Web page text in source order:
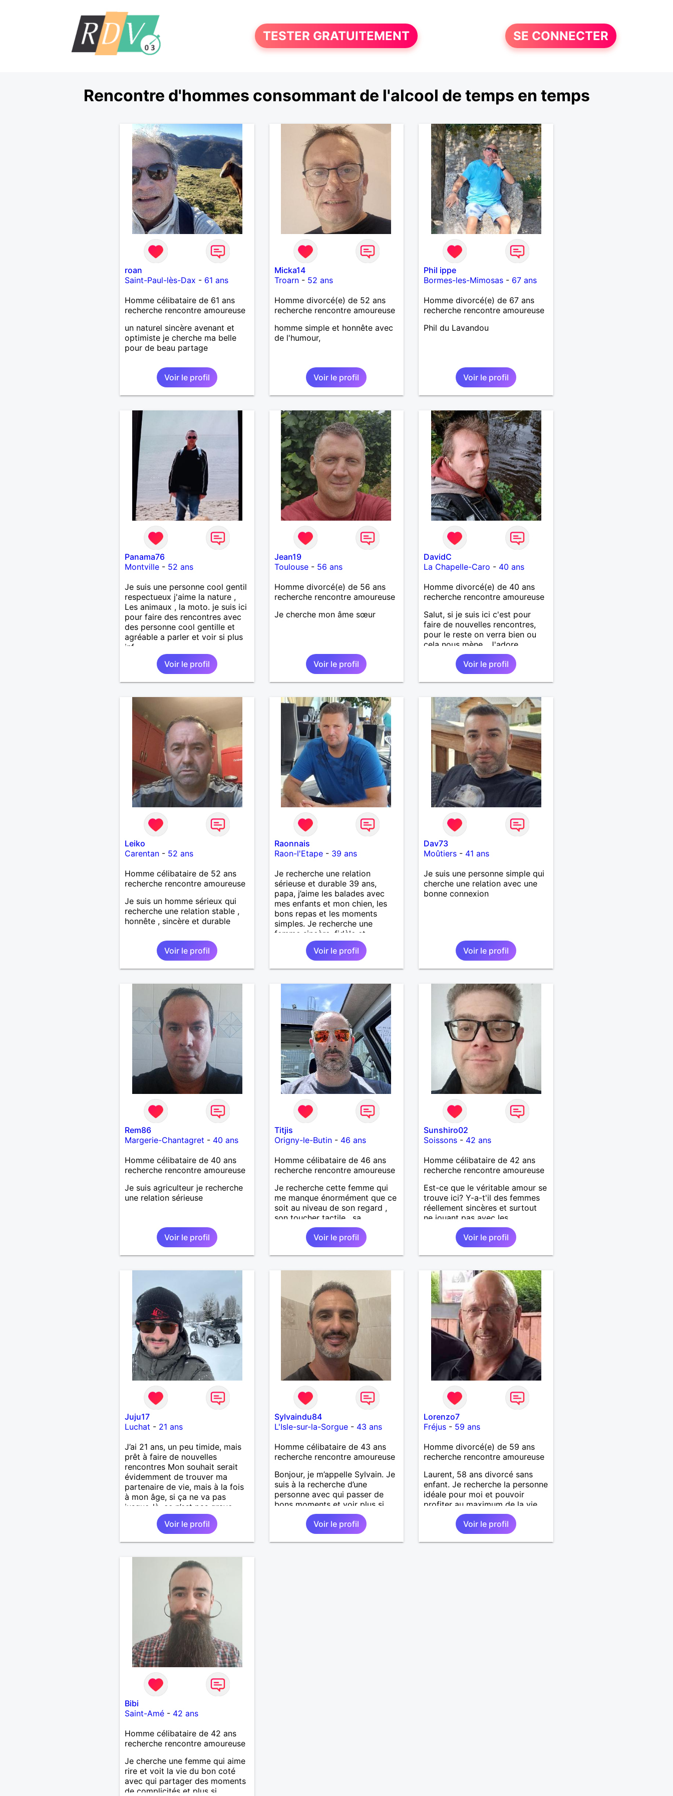
TESTER GRATUITEMENT SE CONNECTER
Rencontre d'hommes consommant de l'alcool de temps en temps
roan
Saint-Paul-lès-Dax - 61 ans
Homme célibataire de 61 ans
recherche rencontre amoureuse
un naturel sincère avenant et
optimiste je cherche ma belle
pour de beau partage
Voir le profil
Micka14
Troarn- 52 ans
Homme divorcé(e) de 52 ans
recherche rencontre amoureuse
homme simple et honnête avec
de l'humour,
Voir le profil
Phil ippe
Bormes-les-Mimosas - 67 ans
Homme divorcé(e) de 67 ans
recherche rencontre amoureuse
Phil du Lavandou
Voir le profil
Panama76
Montville- 52 ans
Je suis une personne cool gentil
respectueux j'aime la nature ,
Les animaux , la moto. je suis ici
pour faire des rencontres avec
des personne cool gentille et
agréable a parler et voir si plus
inf
Voir le profil
Jean19
Toulouse- 56 ans
Homme divorcé(e) de 56 ans
recherche rencontre amoureuse
Je cherche mon âme sœur
Voir le profil
DavidC
La Chapelle-Caro - 40 ans
Homme divorcé(e) de 40 ans
recherche rencontre amoureuse
Salut, si je suis ici c'est pour
faire de nouvelles rencontres,
pour le reste on verra bien ou
cela nous mène . J'adore
découvrir de nouvelles choses ,
alors si vous voulez m'initier à
l'une de vos activités je suis
partant.
Voir le profil
Leiko
Carentan- 52 ans
Homme célibataire de 52 ans
recherche rencontre amoureuse
Je suis un homme sérieux qui
recherche une relation stable ,
honnête , sincère et durable
Voir le profil
Raonnais
Raon-l'Etape- 39 ans
Je recherche une relation
sérieuse et durable 39 ans,
papa, j’aime les balades avec
mes enfants et mon chien, les
bons repas et les moments
simples. Je recherche une
femme sincère, fidèle et
sérieuse, avec qui construire une
belle histoire. Je ne veux pas
perdre mon temps, juste trouver
Voir le profil
Dav73
Moûtiers - 41 ans
Je suis une personne simple qui
cherche une relation avec une
bonne connexion
Voir le profil
Rem86
Margerie-Chantagret - 40 ans
Homme célibataire de 40 ans
recherche rencontre amoureuse
Je suis agriculteur je recherche
une relation sérieuse
Voir le profil
Titjis
Origny-le-Butin- 46 ans
Homme célibataire de 46 ans
recherche rencontre amoureuse
Je recherche cette femme qui
me manque énormément que ce
soit au niveau de son regard ,
son toucher tactile , sa
simplicité , sa douceur bref tout
ces défauts et ses qualités pour
une relation pérenne
Voir le profil
Sunshiro02
Soissons - 42 ans
Homme célibataire de 42 ans
recherche rencontre amoureuse
Est-ce que le véritable amour se
trouve ici? Y-a-t'il des femmes
réellement sincères et surtout
ne jouant pas avec les
sentiments des hommes? Etant
un homme protecteur et
bienveillant, je veux continuer
d'y croire et pouvoir enfin
désir temps. Faux profil,
profiteuse et autres joyeuseté
passer votre chemin, vous ne
m'intéressez pas du tout!
Voir le profil
Juju17
Luchat - 21 ans
J’ai 21 ans, un peu timide, mais
prêt à faire de nouvelles
rencontres Mon souhait serait
évidemment de trouver ma
partenaire de vie, mais à la fois
à mon âge, si ça ne va pas
jusque-là, ce n’est pas grave…
Voir le profil
Sylvaindu84
L'Isle-sur-la-Sorgue- 43 ans
Homme célibataire de 43 ans
recherche rencontre amoureuse
Bonjour, je m’appelle Sylvain. Je
suis à la recherche d’une
personne avec qui passer de
bons moments et voir plus si
nous nous correspondons.
J’aime la nature, les voyages et
aussi faire la fête de temps en
temps ;-)Je suis papa d’un petit
Voir le profil
Lorenzo7
Fréjus - 59 ans
Homme divorcé(e) de 59 ans
recherche rencontre amoureuse
Laurent, 58 ans divorcé sans
enfant. Je recherche la personne
idéale pour moi et pouvoir
profiter au maximum de la vie
de couple
Voir le profil
Bibi
Saint-Amé- 42 ans
Homme célibataire de 42 ans
recherche rencontre amoureuse
Je cherche une femme qui aime
rire et voit la vie du bon coté
avec qui partager des moments
de complicités et plus si